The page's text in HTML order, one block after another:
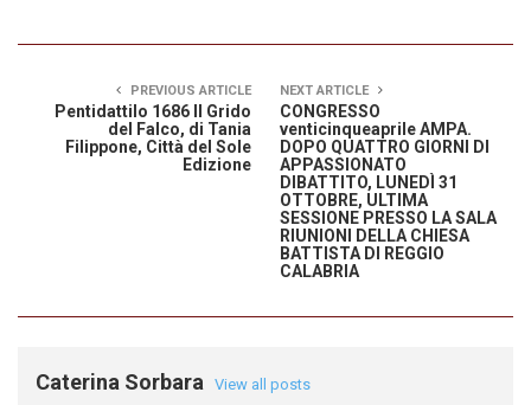
PREVIOUS ARTICLE
Pentidattilo 1686 Il Grido
del Falco, di Tania
Filippone, Città del Sole
Edizione
NEXT ARTICLE
CONGRESSO
venticinqueaprile AMPA.
DOPO QUATTRO GIORNI DI
APPASSIONATO
DIBATTITO, LUNEDÌ 31
OTTOBRE, ULTIMA
SESSIONE PRESSO LA SALA
RIUNIONI DELLA CHIESA
BATTISTA DI REGGIO
CALABRIA
Caterina Sorbara View all posts